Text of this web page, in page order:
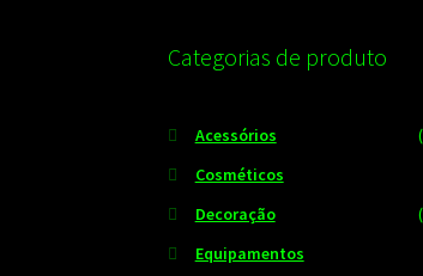
Categorias de produto
Acessórios
Cosméticos
Decoração
Equipamentos